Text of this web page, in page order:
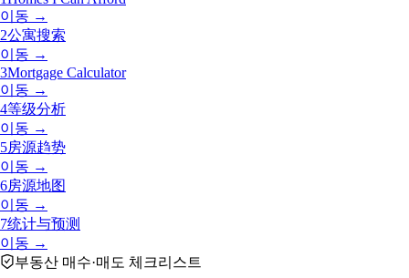
이동 →
2公寓搜索
이동 →
3Mortgage Calculator
이동 →
4等级分析
이동 →
5房源趋势
이동 →
6房源地图
이동 →
7统计与预测
이동 →
부동산 매수·매도 체크리스트